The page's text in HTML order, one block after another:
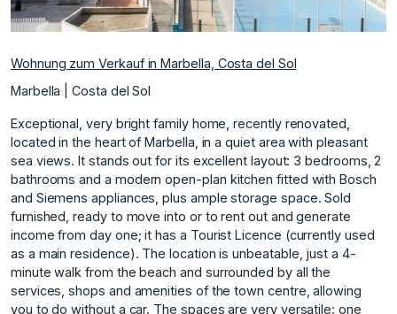
Wohnung zum Verkauf in Marbella, Costa del Sol
Marbella | Costa del Sol
Exceptional, very bright family home, recently renovated,
located in the heart of Marbella, in a quiet area with pleasant
sea views. It stands out for its excellent layout: 3 bedrooms, 2
bathrooms and a modern open-plan kitchen fitted with Bosch
and Siemens appliances, plus ample storage space. Sold
furnished, ready to move into or to rent out and generate
income from day one; it has a Tourist Licence (currently used
as a main residence). The location is unbeatable, just a 4-
minute walk from the beach and surrounded by all the
services, shops and amenities of the town centre, allowing
you to do without a car. The spaces are very versatile: one